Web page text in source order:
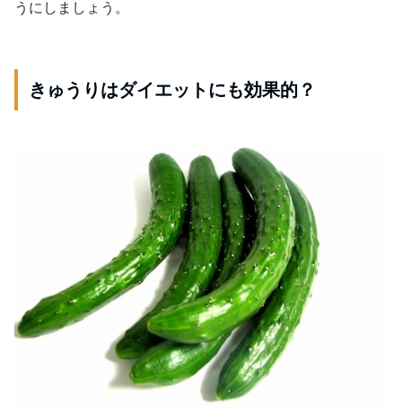
うにしましょう。
きゅうりはダイエットにも効果的？